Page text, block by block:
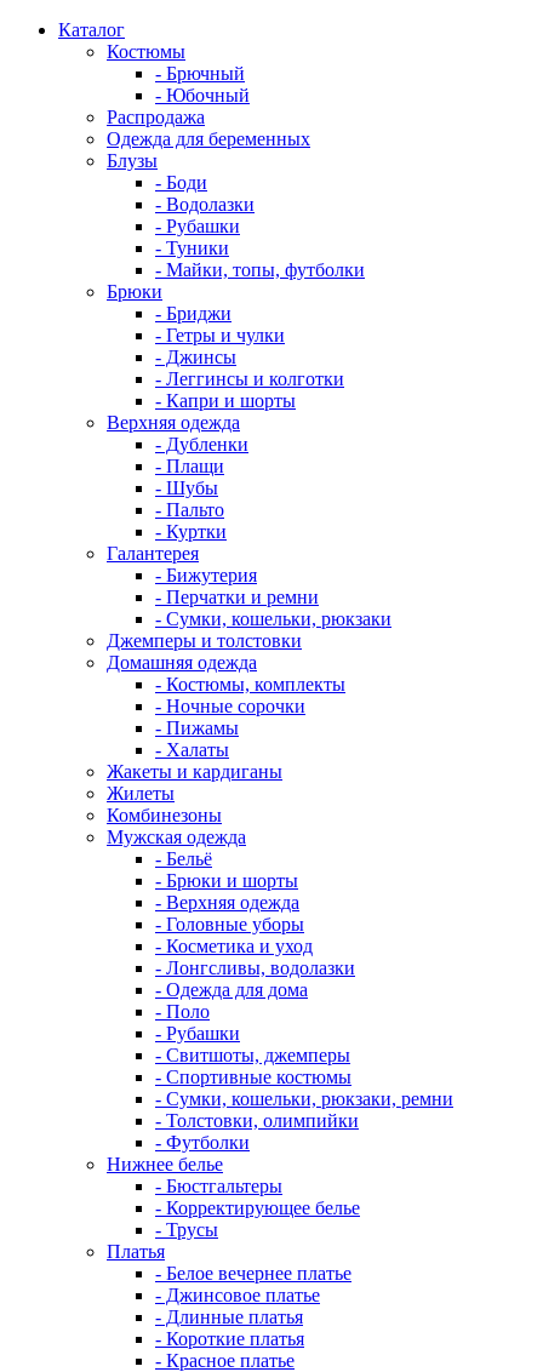
Каталог
Костюмы
- Брючный
- Юбочный
Распродажа
Одежда для беременных
Блузы
- Боди
- Водолазки
- Рубашки
- Туники
- Майки, топы, футболки
Брюки
- Бриджи
- Гетры и чулки
- Джинсы
- Леггинсы и колготки
- Капри и шорты
Верхняя одежда
- Дубленки
- Плащи
- Шубы
- Пальто
- Куртки
Галантерея
- Бижутерия
- Перчатки и ремни
- Сумки, кошельки, рюкзаки
Джемперы и толстовки
Домашняя одежда
- Костюмы, комплекты
- Ночные сорочки
- Пижамы
- Халаты
Жакеты и кардиганы
Жилеты
Комбинезоны
Мужская одежда
- Бельё
- Брюки и шорты
- Верхняя одежда
- Головные уборы
- Косметика и уход
- Лонгсливы, водолазки
- Одежда для дома
- Поло
- Рубашки
- Свитшоты, джемперы
- Спортивные костюмы
- Сумки, кошельки, рюкзаки, ремни
- Толстовки, олимпийки
- Футболки
Нижнее белье
- Бюстгальтеры
- Корректирующее белье
- Трусы
Платья
- Белое вечернее платье
- Джинсовое платье
- Длинные платья
- Короткие платья
- Красное платье